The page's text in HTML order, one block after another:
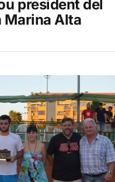
president del
Marina Alta